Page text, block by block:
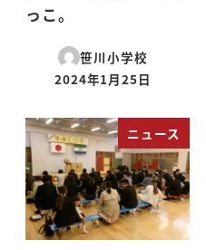
っこ。
笹川小学校
投稿日
2024年1月25日
ニュース